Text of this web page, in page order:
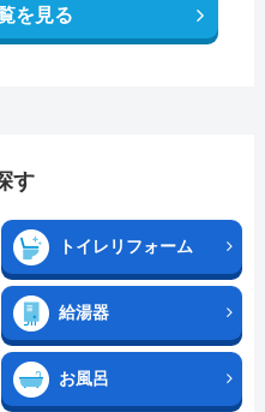
を見る
す
トイレリフォーム
給湯器
お風呂